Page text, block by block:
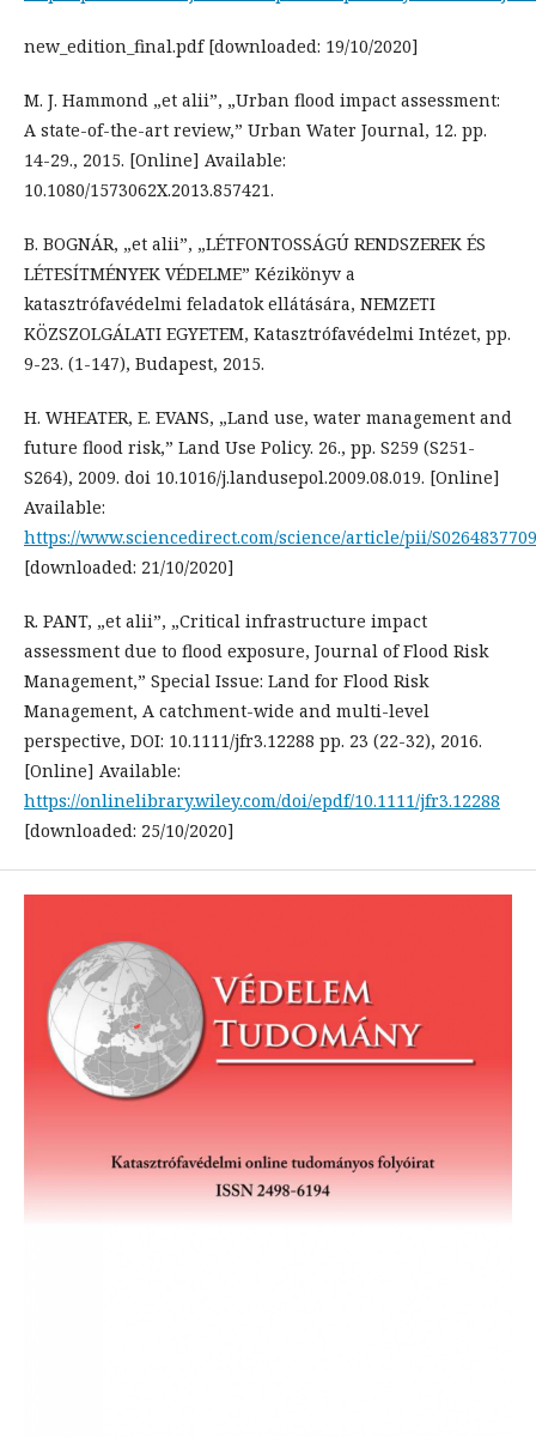
new_edition_final.pdf [downloaded: 19/10/2020]
M. J. Hammond „et alii”, „Urban flood impact assessment:
A state-of-the-art review,” Urban Water Journal, 12. pp.
14-29., 2015. [Online] Available:
10.1080/1573062X.2013.857421.
B. BOGNÁR, „et alii”, „LÉTFONTOSSÁGÚ RENDSZEREK ÉS
LÉTESÍTMÉNYEK VÉDELME” Kézikönyv a
katasztrófavédelmi feladatok ellátására, NEMZETI
KÖZSZOLGÁLATI EGYETEM, Katasztrófavédelmi Intézet, pp.
9-23. (1-147), Budapest, 2015.
H. WHEATER, E. EVANS, „Land use, water management and
future flood risk,” Land Use Policy. 26., pp. S259 (S251-
S264), 2009. doi 10.1016/j.landusepol.2009.08.019. [Online]
Available:
https://www.sciencedirect.com/science/article/pii/
[downloaded: 21/10/2020]
R. PANT, „et alii”, „Critical infrastructure impact
assessment due to flood exposure, Journal of Flood Risk
Management,” Special Issue: Land for Flood Risk
Management, A catchment-wide and multi-level
perspective, DOI: 10.1111/jfr3.12288 pp. 23 (22-32), 2016.
[Online] Available:
https://onlinelibrary.wiley.com/doi/epdf/10.1111/jfr3.12288
[downloaded: 25/10/2020]